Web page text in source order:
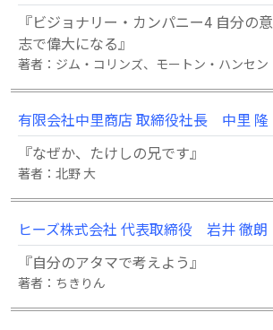
『ビジョナリー・カンパニー4 自分の意
志で偉大になる』
著者：ジム・コリンズ、モートン・ハンセン
有限会社中里商店 取締役社長 中里 隆
『なぜか、たけしの兄です』
著者：北野 大
ヒーズ株式会社 代表取締役 岩井 徹朗
『自分のアタマで考えよう』
著者：ちきりん